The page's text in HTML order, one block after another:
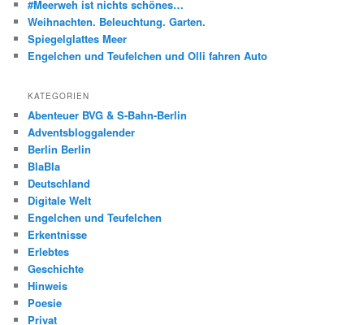
#Meerweh ist nichts schönes…
Weihnachten. Beleuchtung. Garten.
Spiegelglattes Meer
Engelchen und Teufelchen und Olli fahren Auto
KATEGORIEN
Abenteuer BVG & S-Bahn-Berlin
Adventsbloggalender
Berlin Berlin
BlaBla
Deutschland
Digitale Welt
Engelchen und Teufelchen
Erkentnisse
Erlebtes
Geschichte
Hinweis
Poesie
Privat